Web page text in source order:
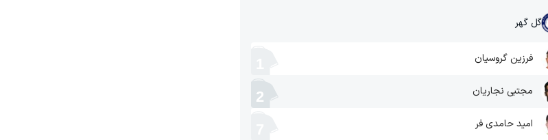
گل گهر
فرزین گروسیان
مجتبی نجاریان 2
امید حامدی فر